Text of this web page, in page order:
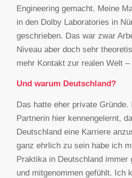
Engineering gemacht. Meine
in den Dolby Laboratories in
geschrieben. Das war zwar
Niveau aber doch sehr
mehr Kontakt zur realen Welt –
Und warum Deutschland?
Das hatte eher private Gründe.
Partnerin hier kennengelernt,
Deutschland eine Karriere
ganz ehrlich zu sein habe ich
Praktika in Deutschland immer
und mitgenommen gefühlt. Ich